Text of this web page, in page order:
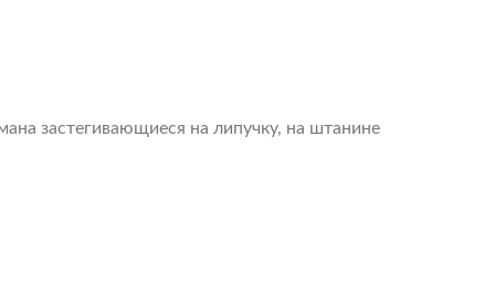
застегивающиеся на липучку, на штанине